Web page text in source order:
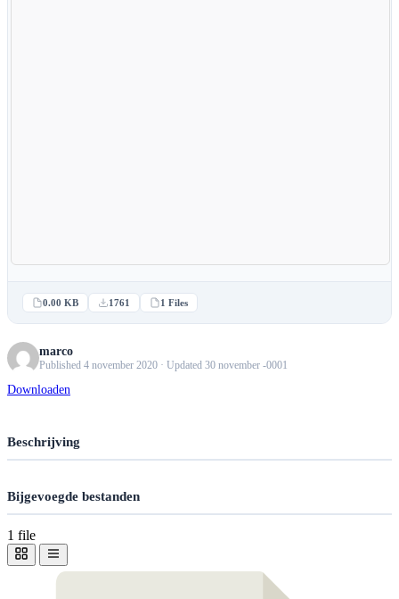
0.00 KB 1761 1 Files
marco
Published 4 november 2020 · Updated 30 november -0001
Downloaden
Beschrijving
Bijgevoegde bestanden
1 file